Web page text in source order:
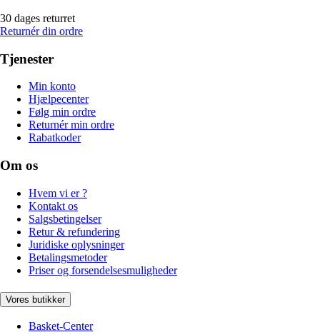
30 dages returret
Returnér din ordre
Tjenester
Min konto
Hjælpecenter
Følg min ordre
Returnér min ordre
Rabatkoder
Om os
Hvem vi er ?
Kontakt os
Salgsbetingelser
Retur & refundering
Juridiske oplysninger
Betalingsmetoder
Priser og forsendelsesmuligheder
Vores butikker
Basket-Center